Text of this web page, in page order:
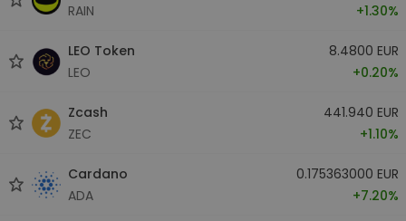
RAIN
+1.30%
LEO Token
LEO
8.4800 EUR
+0.20%
Zcash
ZEC
441.940 EUR
+1.10%
Cardano
ADA
0.175363000 EUR
+7.20%